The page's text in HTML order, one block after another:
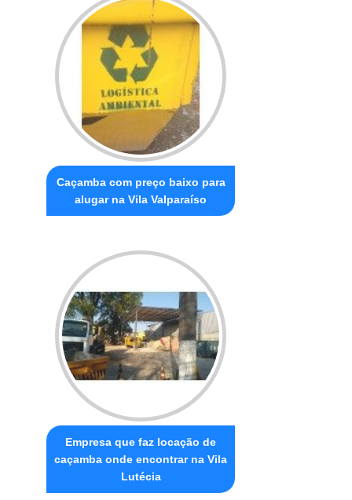
Caçamba com preço baixo para
alugar na Vila Valparaíso
Empresa que faz locação de
caçamba onde encontrar na Vila
Lutécia